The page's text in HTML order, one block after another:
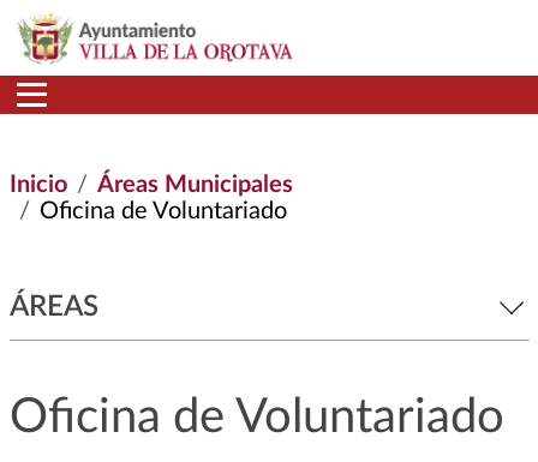
Pasar al contenido principal
Inicio
Áreas Municipales
Oficina de Voluntariado
ÁREAS
Oficina de Voluntariado